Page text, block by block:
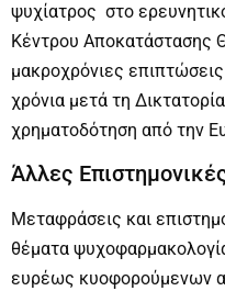
ψυχίατρος στο
Κέντρου Αποκατάστασης
μακροχρόνιες
χρόνια μετά τη
χρηματοδότηση από την
Άλλες
Μεταφράσεις και
θέματα
ευρέως κυοφορούμενων